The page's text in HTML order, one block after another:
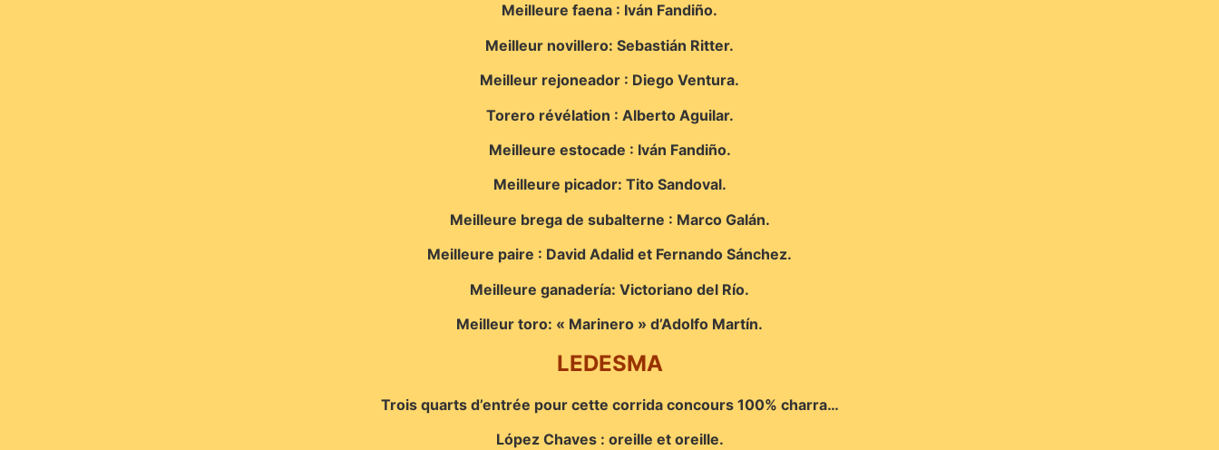
Meilleure faena : Iván Fandiño.
Meilleur novillero: Sebastián Ritter.
Meilleur rejoneador : Diego Ventura.
Torero révélation : Alberto Aguilar.
Meilleure estocade : Iván Fandiño.
Meilleure picador: Tito Sandoval.
Meilleure brega de subalterne : Marco Galán.
Meilleure paire : David Adalid et Fernando Sánchez.
Meilleure ganadería: Victoriano del Río.
Meilleur toro: « Marinero » d’Adolfo Martín.
LEDESMA
Trois quarts d’entrée pour cette corrida concours 100% charra…
López Chaves : oreille et oreille.